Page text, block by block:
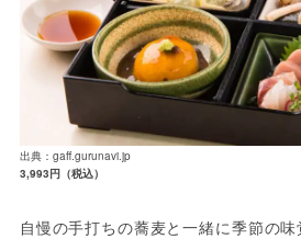
出典：gaff.gurunavi.jp
3,993円（税込）
自慢の手打ちの蕎麦と一緒に季節の